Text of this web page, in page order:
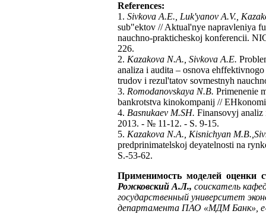
References:
1. Sivkova A.E., Luk'yanov A.V.,
sub"ektov // Aktual'nye napravleniya
nauchno-prakticheskoj konferencii.
226.
2. Kazakova N.A., Sivkova A.E.
analiza i audita – osnova
trudov i rezul'tatov sovmestnyh
3. Romodanovskaya N.B. Primenenie
bankrotstva kinokompanij //
4. Basnukaev M.SH. Finansovyj
2013. - № 11-12. - S. 9-15.
5. Kazakova N.A., Kisnichyan
predprinimatelskoj deyatelnosti na
S.-53-62.
Применимость моделей оценки
Рожковский А.Л., соискатель
государственный университет
департамента ПАО «МДМ Банк», e